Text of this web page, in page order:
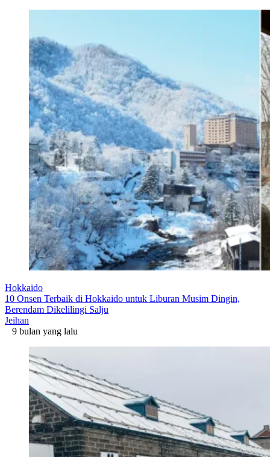
Hokkaido
10 Onsen Terbaik di Hokkaido untuk Liburan Musim Dingin,
Berendam Dikelilingi Salju
Jeihan
9 bulan yang lalu